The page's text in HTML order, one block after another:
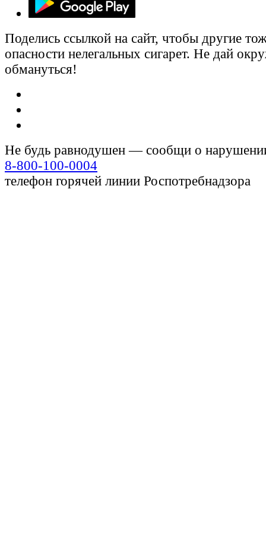
Поделись ссылкой на сайт, чтобы другие
опасности нелегальных сигарет. Не дай
обмануться!
Не будь равнодушен — сообщи о
8-800-100-0004
телефон горячей линии Роспотребнадзора